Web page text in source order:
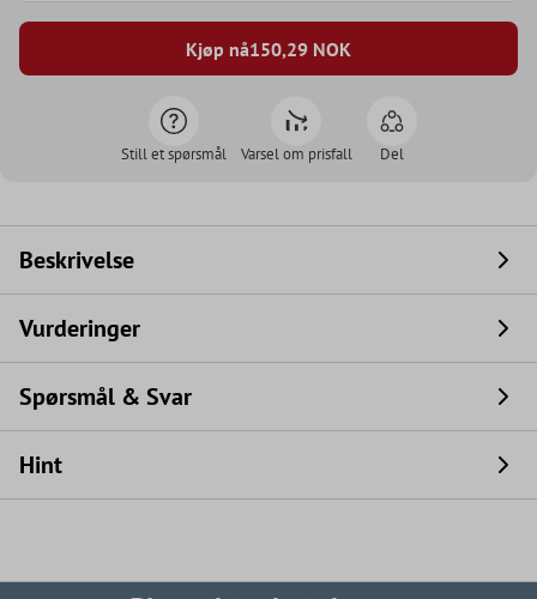
Kjøp nå150,29 NOK
Still et spørsmål Varsel om prisfall Del
Beskrivelse
Vurderinger
Spørsmål & Svar
Hint